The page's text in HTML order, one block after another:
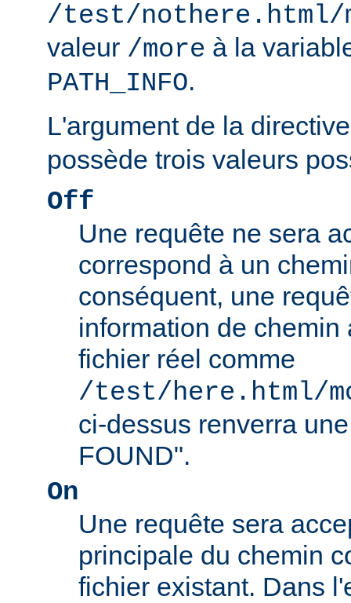
/test/nothere.html/
valeur /more à la
PATH_INFO.
L'argument de la
possède trois valeurs
Off
Une requête ne sera
correspond à un
conséquent, une
information de chemin
fichier réel comme
/test/here.html/
ci-dessus renverra
FOUND".
On
Une requête sera
principale du chemin
fichier existant. Dans